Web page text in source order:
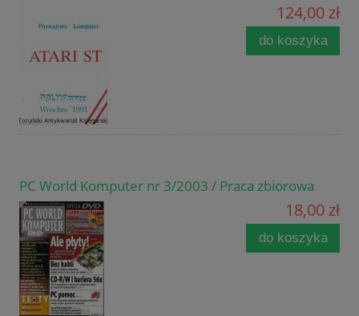
124,00 zł
do koszyka
PC World Komputer nr 3/2003 / Praca zbiorowa
18,00 zł
do koszyka